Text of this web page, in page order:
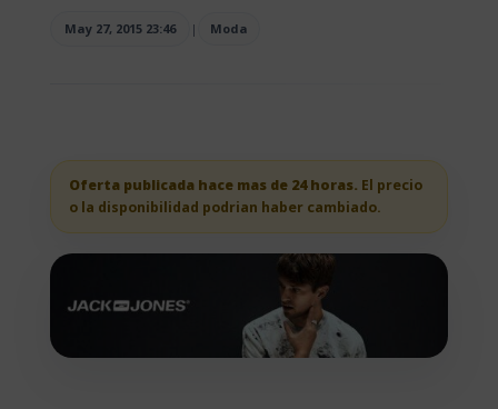
May 27, 2015 23:46 | Moda
Oferta publicada hace mas de 24 horas. El precio
o la disponibilidad podrian haber cambiado.